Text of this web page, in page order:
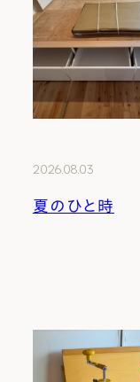
2026.08.03
夏のひと時